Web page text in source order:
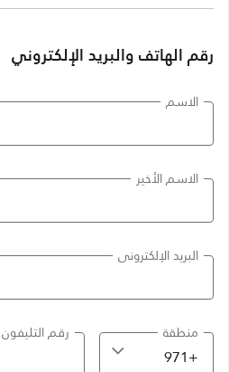
رقم الهاتف والبريد الإلكتروني
الاسم
الاسم الأخير
البريد الإلكتروني
منطقة رقم التليفون